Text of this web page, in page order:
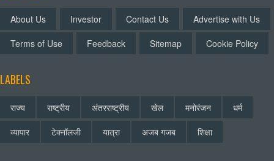
About Us Investor Contact Us
Advertise with Us
Terms of Use
Feedback Sitemap Cookie Policy
LABELS
राज्य राष्ट्रीय अंतरराष्ट्रीय खेल मनोरंजन
धर्म
व्यापार
टेक्नॉलजी यात्रा अजब गजब शिक्षा